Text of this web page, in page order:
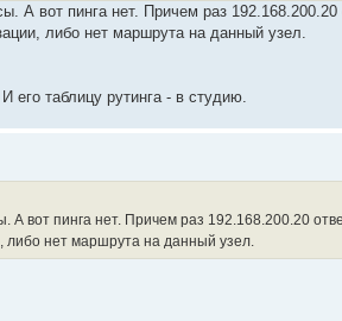
А вот пинга нет. Причем раз 192.168.200.20
либо нет маршрута на данный узел.
таблицу рутинга - в студию.
А вот пинга нет. Причем раз 192.168.200.20
либо нет маршрута на данный узел.